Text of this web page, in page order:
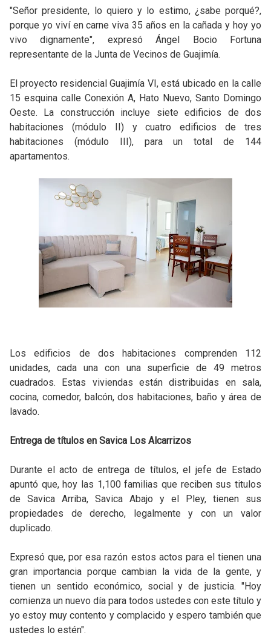
"Señor presidente, lo quiero y lo estimo, ¿sabe porqué?,
porque yo viví en carne viva 35 años en la cañada y hoy yo
vivo dignamente", expresó Ángel Bocio Fortuna
representante de la Junta de Vecinos de Guajimía.
El proyecto residencial Guajimía VI, está ubicado en la calle
15 esquina calle Conexión A, Hato Nuevo, Santo Domingo
Oeste. La construcción incluye siete edificios de dos
habitaciones (módulo II) y cuatro edificios de tres
habitaciones (módulo III), para un total de 144
apartamentos.
Los edificios de dos habitaciones comprenden 112
unidades, cada una con una superficie de 49 metros
cuadrados. Estas viviendas están distribuidas en sala,
cocina, comedor, balcón, dos habitaciones, baño y área de
lavado.
Entrega de títulos en Savica Los Alcarrizos
Durante el acto de entrega de títulos, el jefe de Estado
apuntó que, hoy las 1,100 familias que reciben sus titulos
de Savica Arriba, Savica Abajo y el Pley, tienen sus
propiedades de derecho, legalmente y con un valor
duplicado.
Expresó que, por esa razón estos actos para el tienen una
gran importancia porque cambian la vida de la gente, y
tienen un sentido económico, social y de justicia. "Hoy
comienza un nuevo día para todos ustedes con este título y
yo estoy muy contento y complacido y espero también que
ustedes lo estén".